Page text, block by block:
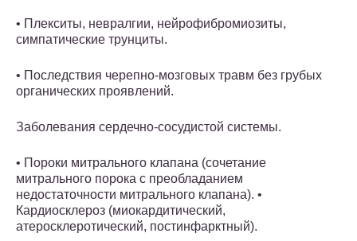
• Плекситы, невралгии, нейрофибромиозиты,
симпатические трунциты.
• Последствия черепно-мозговых травм без грубых
органических проявлений.
Заболевания сердечно-сосудистой системы.
• Пороки митрального клапана (сочетание
митрального порока с преобладанием
недостаточности митрального клапана). •
Кардиосклероз (миокардитический,
атеросклеротический, постинфарктный).